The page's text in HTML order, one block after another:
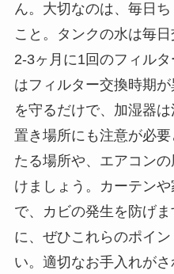
ん。大切なのは、毎日
こと。タンクの水は毎日
2-3ヶ月に1回のフィル
はフィルター交換時期
を守るだけで、加湿器は
置き場所にも注意が必
たる場所や、エアコン
けましょう。カーテン
で、カビの発生を防げ
に、ぜひこれらのポイ
い。適切なお手入れが